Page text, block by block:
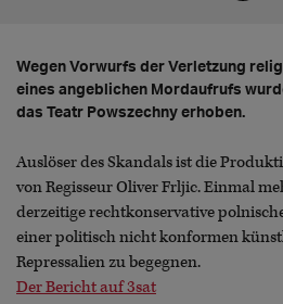
Wegen Vorwurfs der Verletzung
eines angeblichen Mordaufrufs
das Teatr Powszechny erhoben.
Auslöser des Skandals ist die
von Regisseur Oliver Frljic. Einmal
derzeitige rechtkonservative
einer politisch nicht konformen
Repressalien zu begegnen.
Der Bericht auf 3sat